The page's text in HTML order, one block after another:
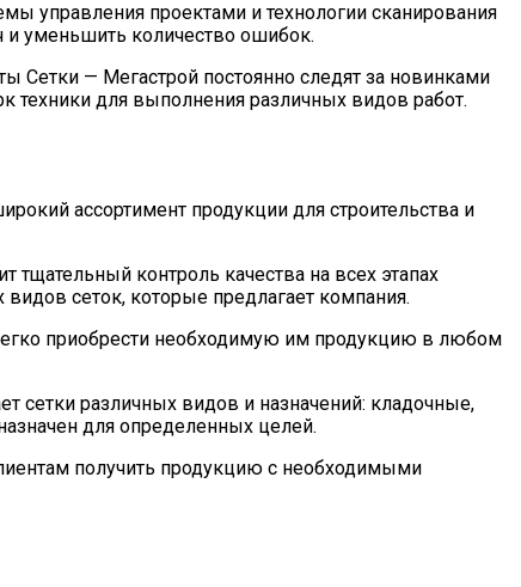
управления проектами и технологии сканирования
и уменьшить количество ошибок.
Сетки — Мегастрой постоянно следят за новинками
техники для выполнения различных видов работ.
ассортимент продукции для строительства и
тщательный контроль качества на всех этапах
сеток, которые предлагает компания.
приобрести необходимую им продукцию в любом
сетки различных видов и назначений: кладочные,
для определенных целей.
получить продукцию с необходимыми